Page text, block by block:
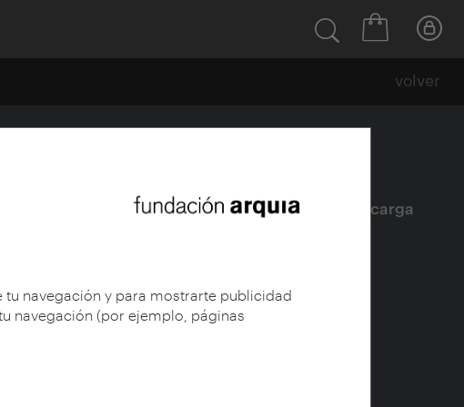
navegación y para mostrarte publicidad
navegación (por ejemplo, páginas
volver
Ficha| Descarga